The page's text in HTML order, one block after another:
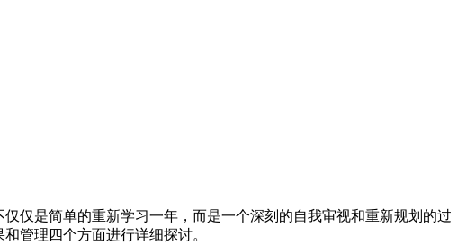
是简单的重新学习一年，而是一个深刻的自我审视和重新规划的过
管理四个方面进行详细探讨。